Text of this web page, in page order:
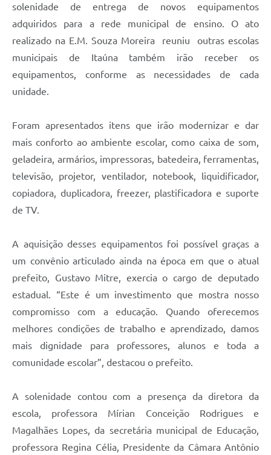
solenidade de entrega de novos equipamentos
adquiridos para a rede municipal de ensino. O ato
realizado na E.M. Souza Moreira reuniu outras escolas
municipais de Itaúna também irão receber os
equipamentos, conforme as necessidades de cada
unidade.
Foram apresentados itens que irão modernizar e dar
mais conforto ao ambiente escolar, como caixa de som,
geladeira, armários, impressoras, batedeira, ferramentas,
televisão, projetor, ventilador, notebook, liquidificador,
copiadora, duplicadora, freezer, plastificadora e suporte
de TV.
A aquisição desses equipamentos foi possível graças a
um convênio articulado ainda na época em que o atual
prefeito, Gustavo Mitre, exercia o cargo de deputado
estadual. “Este é um investimento que mostra nosso
compromisso com a educação. Quando oferecemos
melhores condições de trabalho e aprendizado, damos
mais dignidade para professores, alunos e toda a
comunidade escolar”, destacou o prefeito.
A solenidade contou com a presença da diretora da
escola, professora Mírian Conceição Rodrigues e
Magalhães Lopes, da secretária municipal de Educação,
professora Regina Célia, Presidente da Câmara Antônio